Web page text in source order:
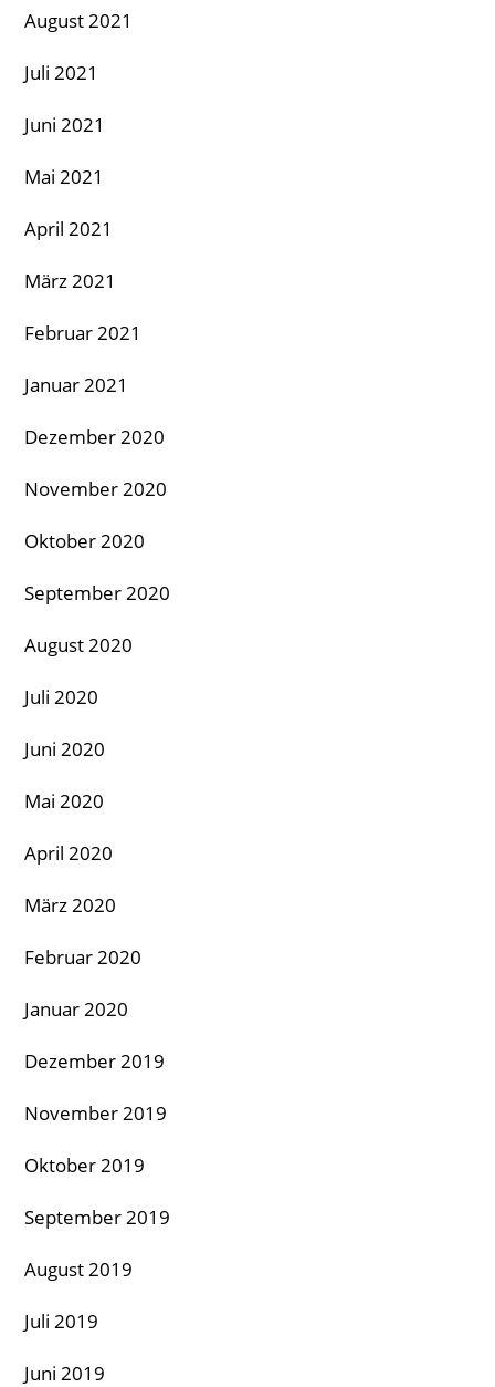
August 2021
Juli 2021
Juni 2021
Mai 2021
April 2021
März 2021
Februar 2021
Januar 2021
Dezember 2020
November 2020
Oktober 2020
September 2020
August 2020
Juli 2020
Juni 2020
Mai 2020
April 2020
März 2020
Februar 2020
Januar 2020
Dezember 2019
November 2019
Oktober 2019
September 2019
August 2019
Juli 2019
Juni 2019